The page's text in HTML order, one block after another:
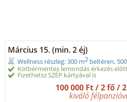
Március 15. (min. 2 éj)
Wellness részleg: 300 m2 beltéren,
Kötbérmentes lemondás érkezés
Fizethetsz SZÉP kártyával is
100 000 Ft / 2 fő /
kiváló